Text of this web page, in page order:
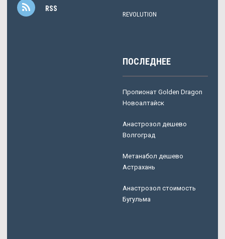
RSS
REVOLUTION
ПОСЛЕДНЕЕ
Пропионат Golden Dragon
Новоалтайск
Анастрозол дешево
Волгоград
Метанабол дешево
Астрахань
Анастрозол стоимость
Бугульма